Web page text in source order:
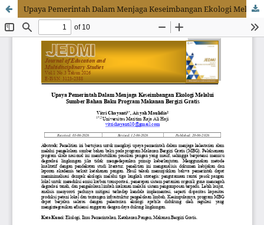
Upaya Pemerintah Dalam Menjaga Keseimbangan Ekologi Melalui Sumber Bahan Baku Program Makanan Bergizi Gratis